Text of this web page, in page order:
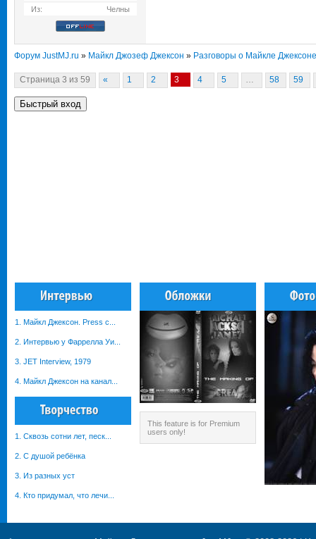
Из:
Челны
Форум JustMJ.ru » Майкл Джозеф Джексон » Разговоры о Майкле Джексоне
Страница 3 из 59 « 1 2 3 4 5 … 58 59
1. Майкл Джексон. Рress c...
2. Интервью у Фаррелла Уи...
3. JET Interview, 1979
4. Майкл Джексон на канал...
1. Сквозь сотни лет, песк...
2. С душой ребёнка
3. Из разных уст
4. Кто придумал, что лечи...
This feature is for Premium
users only!